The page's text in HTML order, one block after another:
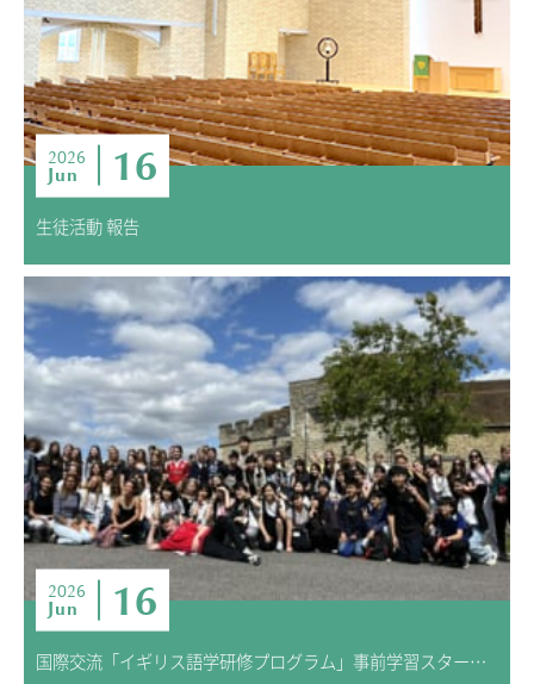
2026
Jun 16
生徒活動 報告
2026
Jun 16
国際交流「イギリス語学研修プログラム」事前学習スタート！